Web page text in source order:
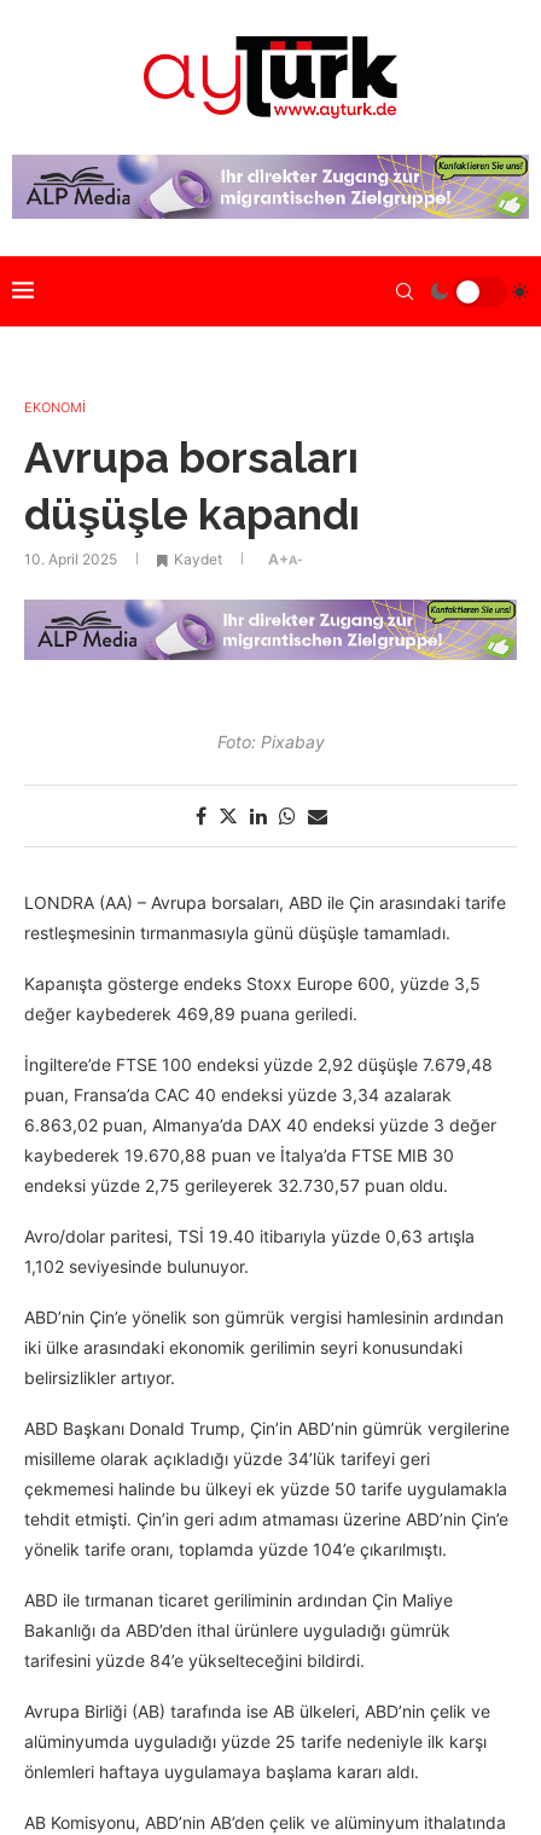
EKONOMİ
Avrupa borsaları
düşüşle kapandı
10. April 2025 Kaydet A+A-
Foto: Pixabay
LONDRA (AA) – Avrupa borsaları, ABD ile Çin arasındaki tarife
restleşmesinin tırmanmasıyla günü düşüşle tamamladı.
Kapanışta gösterge endeks Stoxx Europe 600, yüzde 3,5
değer kaybederek 469,89 puana geriledi.
İngiltere’de FTSE 100 endeksi yüzde 2,92 düşüşle 7.679,48
puan, Fransa’da CAC 40 endeksi yüzde 3,34 azalarak
6.863,02 puan, Almanya’da DAX 40 endeksi yüzde 3 değer
kaybederek 19.670,88 puan ve İtalya’da FTSE MIB 30
endeksi yüzde 2,75 gerileyerek 32.730,57 puan oldu.
Avro/dolar paritesi, TSİ 19.40 itibarıyla yüzde 0,63 artışla
1,102 seviyesinde bulunuyor.
ABD’nin Çin’e yönelik son gümrük vergisi hamlesinin ardından
iki ülke arasındaki ekonomik gerilimin seyri konusundaki
belirsizlikler artıyor.
ABD Başkanı Donald Trump, Çin’in ABD’nin gümrük vergilerine
misilleme olarak açıkladığı yüzde 34’lük tarifeyi geri
çekmemesi halinde bu ülkeyi ek yüzde 50 tarife uygulamakla
tehdit etmişti. Çin’in geri adım atmaması üzerine ABD’nin Çin’e
yönelik tarife oranı, toplamda yüzde 104’e çıkarılmıştı.
ABD ile tırmanan ticaret geriliminin ardından Çin Maliye
Bakanlığı da ABD’den ithal ürünlere uyguladığı gümrük
tarifesini yüzde 84’e yükselteceğini bildirdi.
Avrupa Birliği (AB) tarafında ise AB ülkeleri, ABD’nin çelik ve
alüminyumda uyguladığı yüzde 25 tarife nedeniyle ilk karşı
önlemleri haftaya uygulamaya başlama kararı aldı.
AB Komisyonu, ABD’nin AB’den çelik ve alüminyum ithalatında